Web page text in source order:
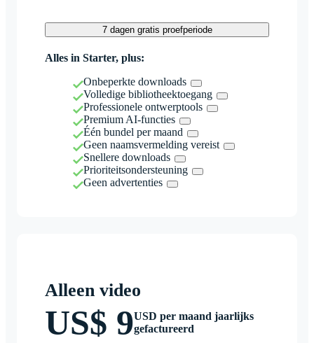
7 dagen gratis proefperiode
Alles in Starter, plus:
Onbeperkte downloads
Volledige bibliotheektoegang
Professionele ontwerptools
Premium AI-functies
Één bundel per maand
Geen naamsvermelding vereist
Snellere downloads
Prioriteitsondersteuning
Geen advertenties
Alleen video
US$ 9USD per maand jaarlijks
gefactureerd